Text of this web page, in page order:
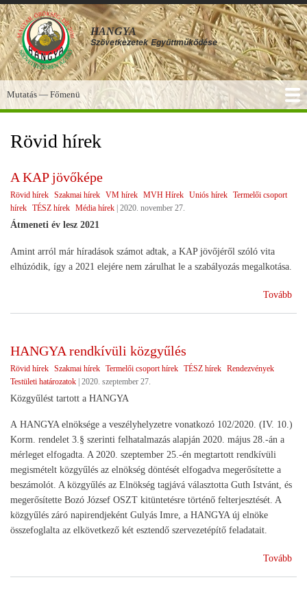
Ugrás
a
tartalomra
HANGYA
Szövetkezetek Együttműködése
Főmenü
Mutatás — Főmenü
Rövid hírek
A KAP jövőképe
Rövid hírek Szakmai hírek VM hírek MVH Hírek Uniós hírek Termelői csoport
hírek TÉSZ hírek Média hírek 2020. november 27.
Átmeneti év lesz 2021
Amint arról már híradások számot adtak, a KAP jövőjéről szóló vita
elhúzódik, így a 2021 elejére nem zárulhat le a szabályozás megalkotása.
Tovább
HANGYA rendkívüli közgyűlés
Rövid hírek Szakmai hírek Termelői csoport hírek TÉSZ hírek Rendezvények
Testületi határozatok | 2020. szeptember 27.
Közgyűlést tartott a HANGYA
A HANGYA elnöksége a veszélyhelyzetre vonatkozó 102/2020. (IV. 10.)
Korm. rendelet 3.§ szerinti felhatalmazás alapján 2020. május 28.-án a
mérleget elfogadta. A 2020. szeptember 25.-én megtartott rendkívüli
megismételt közgyűlés az elnökség döntését elfogadva megerősítette a
beszámolót. A közgyűlés az Elnökség tagjává választotta Guth Istvánt, és
megerősítette Bozó József OSZT kitüntetésre történő felterjesztését. A
közgyűlés záró napirendjeként Gulyás Imre, a HANGYA új elnöke
összefoglalta az elkövetkező két esztendő szervezetépítő feladatait.
Tovább